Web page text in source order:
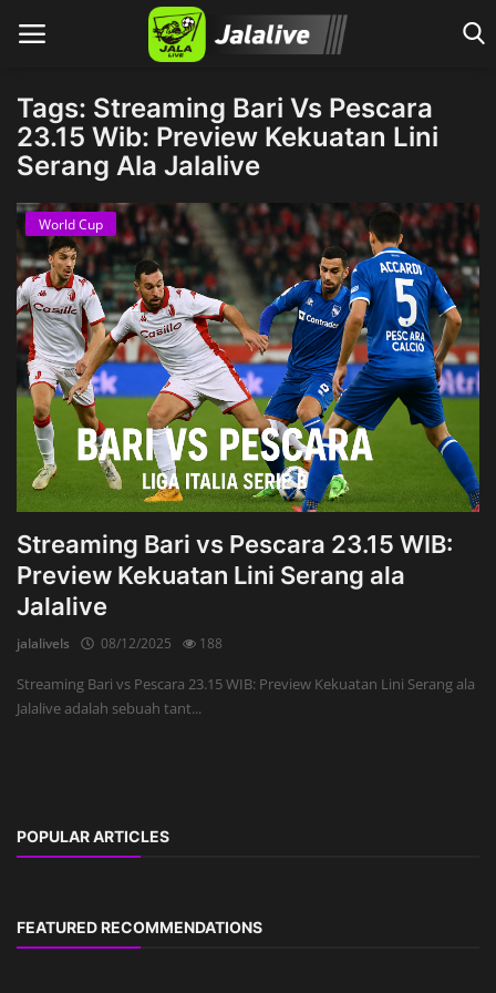
Home
Tags: Streaming Bari Vs Pescara
23.15 Wib: Preview Kekuatan Lini
Serang Ala Jalalive
World Cup
Streaming Bari vs Pescara 23.15 WIB:
Preview Kekuatan Lini Serang ala
Jalalive
jalalivels 08/12/2025 188
Streaming Bari vs Pescara 23.15 WIB: Preview Kekuatan Lini Serang ala
Jalalive adalah sebuah tant...
POPULAR ARTICLES
FEATURED RECOMMENDATIONS